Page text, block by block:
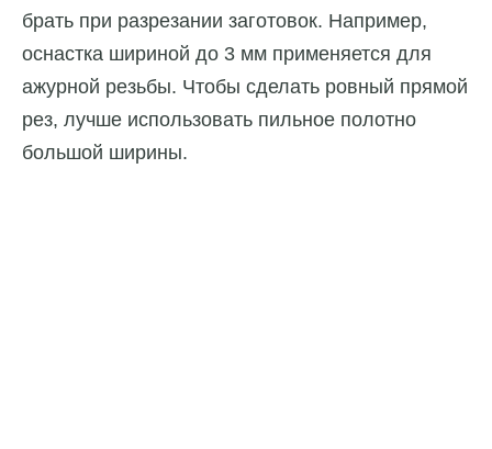
брать при разрезании заготовок. Например,
оснастка шириной до 3 мм применяется для
ажурной резьбы. Чтобы сделать ровный прямой
рез, лучше использовать пильное полотно
большой ширины.